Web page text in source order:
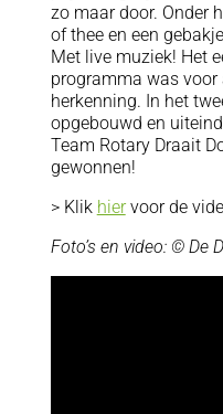
zo maar door. Onder
of thee en een
Met live muziek! Het
programma was voor
herkenning. In het
opgebouwd en
Team Rotary Draait
gewonnen!
> Klik hiervoor de
Foto’s en video: © De